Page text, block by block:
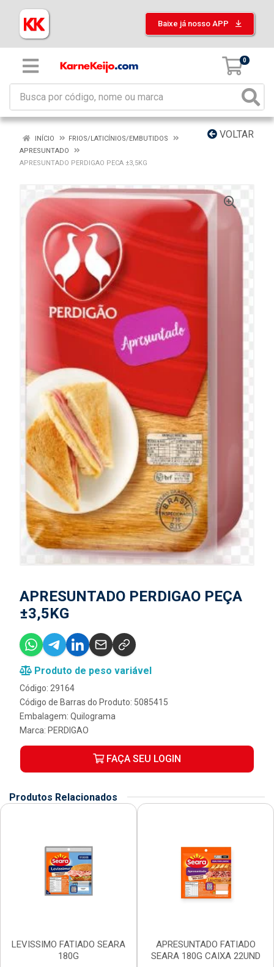
Baixe já nosso APP
0
VOLTAR
INÍCIO
FRIOS/LATICÍNIOS/EMBUTIDOS
APRESUNTADO
APRESUNTADO PERDIGAO PECA ±3,5KG
APRESUNTADO PERDIGAO PEÇA
±3,5KG
Produto de peso variável
Código: 29164
Código de Barras do Produto: 5085415
Embalagem: Quilograma
Marca: PERDIGAO
FAÇA SEU LOGIN
Produtos Relacionados
LEVISSIMO FATIADO SEARA
180G
APRESUNTADO FATIADO
SEARA 180G CAIXA 22UND